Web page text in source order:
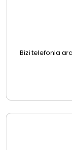
Bizi telefonla